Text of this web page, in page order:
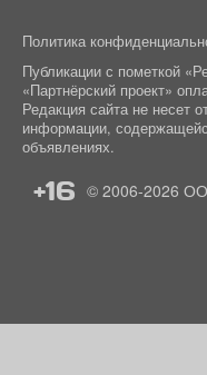
Политика
Публикации с пометкой
«Партнёрский проект»
Редакция сайта не несет
информации,
объявлениях.
+16 © 2006-2026